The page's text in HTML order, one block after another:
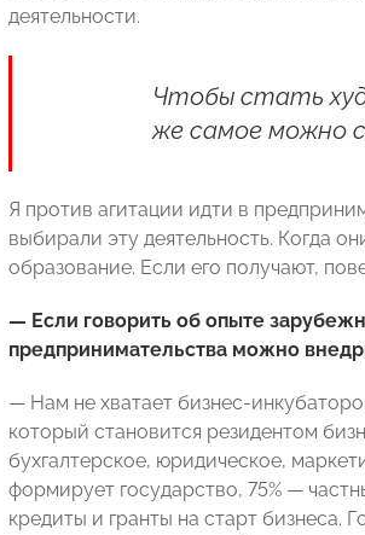
деятельности.
Чтобы стать
же самое можно
Я против агитации идти в
выбирали эту деятельность. Когда
образование. Если его получают,
— Если говорить об опыте
предпринимательства можно
— Нам не хватает бизнес-
который становится резидентом
бухгалтерское, юридическое,
формирует государство, 75% —
кредиты и гранты на старт бизнеса.